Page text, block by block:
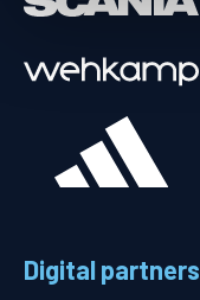
Digital partners